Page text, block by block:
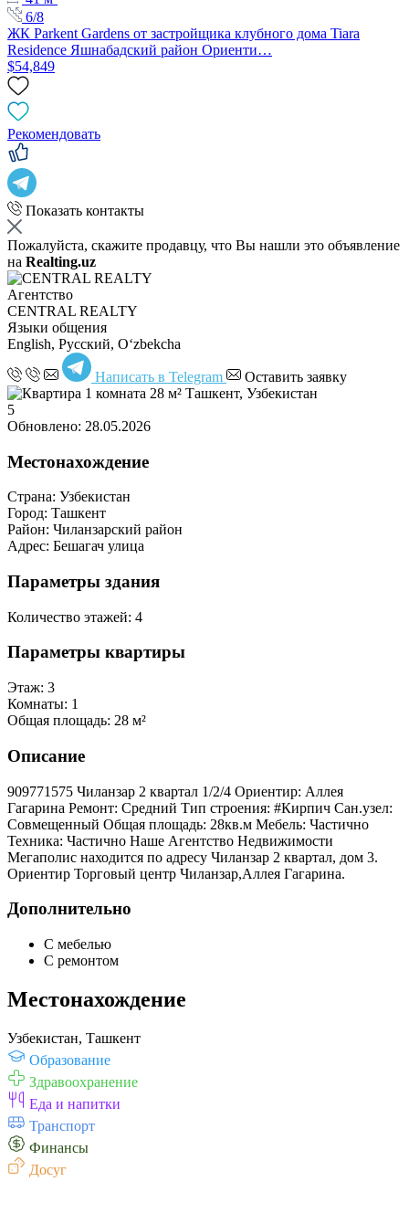
6/8
ЖК Parkent Gardens от застройщика клубного дома Tiara
Residence Яшнабадский район Ориенти…
$54,849
Рекомендовать
Показать контакты
Пожалуйста, скажите продавцу, что Вы нашли это объявление
на Realting.uz
Агентство
CENTRAL REALTY
Языки общения
English, Русский, Oʻzbekcha
Написать в Telegram Оставить заявку
5
Обновлено: 28.05.2026
Местонахождение
Страна: Узбекистан
Город: Ташкент
Район: Чиланзарский район
Адрес: Бешагач улица
Параметры здания
Количество этажей: 4
Параметры квартиры
Этаж: 3
Комнаты: 1
Общая площадь: 28 м²
Описание
909771575 Чиланзар 2 квартал 1/2/4 Ориентир: Аллея
Гагарина Ремонт: Средний Тип строения: #Кирпич Сан.узел:
Совмещенный Общая площадь: 28кв.м Мебель: Частично
Техника: Частично Наше Агентство Недвижимости
Мегаполис находится по адресу Чиланзар 2 квартал, дом 3.
Ориентир Торговый центр Чиланзар,Аллея Гагарина.
Дополнительно
С мебелью
С ремонтом
Местонахождение
Узбекистан, Ташкент
Образование
Здравоохранение
Еда и напитки
Транспорт
Финансы
Досуг